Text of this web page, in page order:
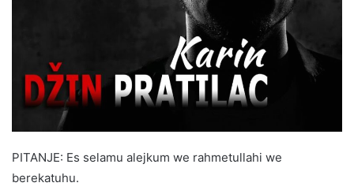
PITANJE: Es selamu alejkum we rahmetullahi we
berekatuhu.